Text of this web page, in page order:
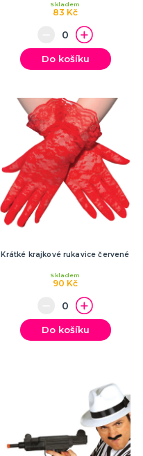
83 Kč
Skladem
Do košíku
Krátké krajkové rukavice červené
90 Kč
Skladem
Do košíku